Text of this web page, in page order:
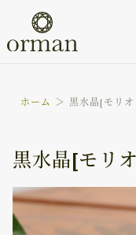
ホーム 黒水晶[モリ
黒水晶[モリ